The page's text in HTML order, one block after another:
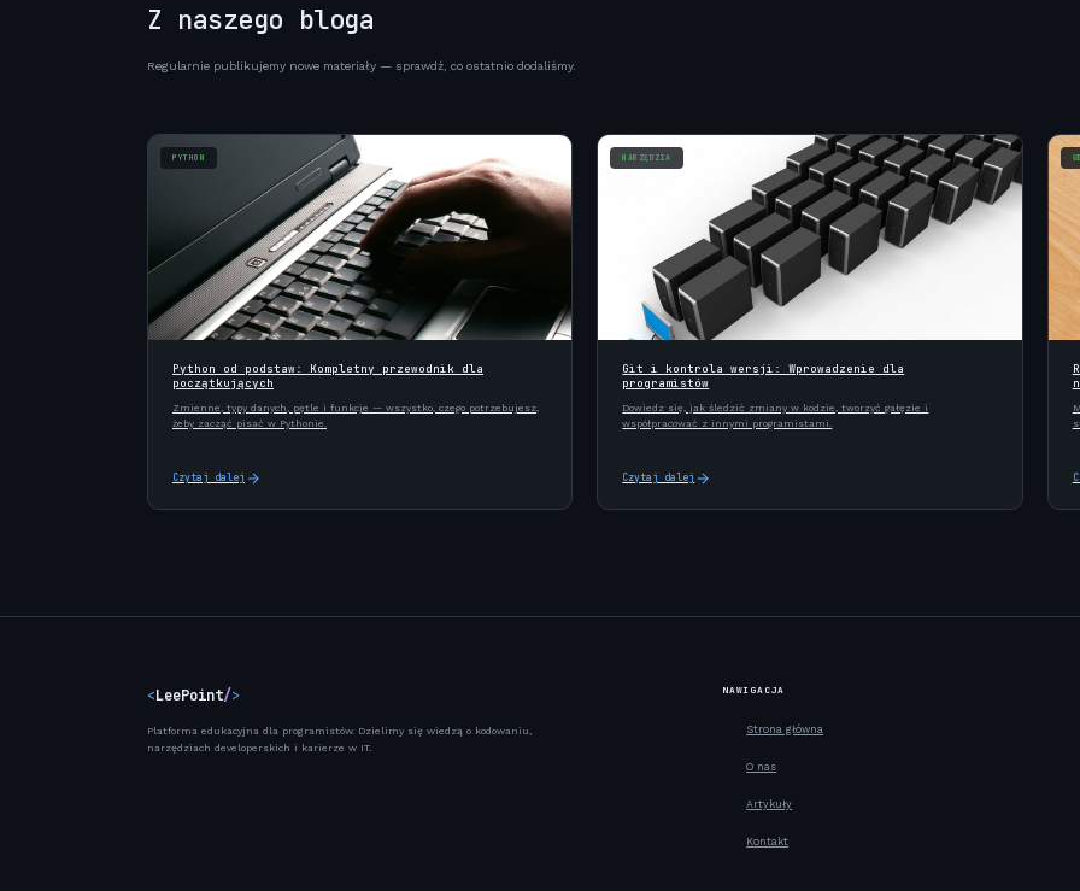
Z naszego bloga
Regularnie publikujemy nowe materiały — sprawdź, co ostatnio dodaliśmy.
PYTHON
Python od podstaw: Kompletny przewodnik dla
początkujących
Zmienne, typy danych, pętle i funkcje — wszystko, czego potrzebujesz,
żeby zacząć pisać w Pythonie.
Czytaj dalej
NARZĘDZIA
Git i kontrola wersji: Wprowadzenie dla
programistów
Dowiedz się, jak śledzić zmiany w kodzie, tworzyć gałęzie i
współpracować z innymi programistami.
Czytaj dalej
<LeePoint/>
Platforma edukacyjna dla programistów. Dzielimy się wiedzą o kodowaniu,
narzędziach developerskich i karierze w IT.
NAWIGACJA
Strona główna
O nas
Artykuły
Kontakt